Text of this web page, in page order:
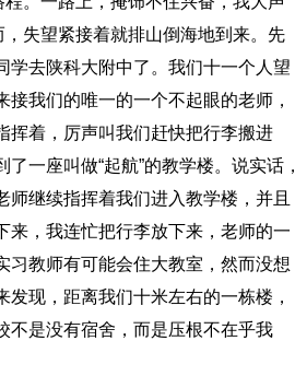
失望紧接着就排山倒海地到来。先
学去陕科大附中了。我们十一个人望
我们的唯一的一个不起眼的老师，
挥着，厉声叫我们赶快把行李搬进
一座叫做“起航”的教学楼。说实话，
继续指挥着我们进入教学楼，并且
来，我连忙把行李放下来，老师的一
习教师有可能会住大教室，然而没想
现，距离我们十米左右的一栋楼，
不是没有宿舍，而是压根不在乎我